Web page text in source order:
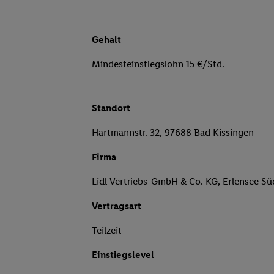
Gehalt
Mindesteinstiegslohn 15 €/Std.
Standort
Hartmannstr. 32, 97688 Bad Kissingen
Firma
Lidl Vertriebs-GmbH & Co. KG, Erlensee
Vertragsart
Teilzeit
Einstiegslevel